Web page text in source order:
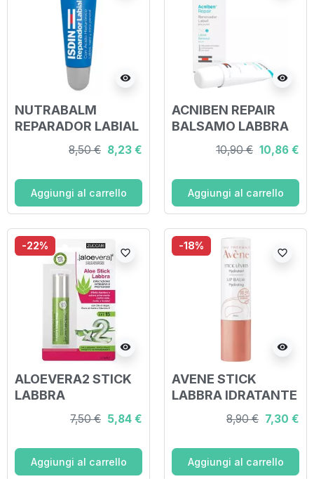
visibility
NUTRABALM
REPARADOR LABIAL
FLUIDO 10 ML
8,50 € 8,23 €
Aggiungi al carrello
visibility
ACNIBEN REPAIR
BALSAMO LABBRA
10,90 € 10,86 €
Aggiungi al carrello
-22%
visibility
favorite_border
ALOEVERA2 STICK
LABBRA
7,50 € 5,84 €
Aggiungi al carrello
-18%
visibility
favorite_border
AVENE STICK
LABBRA IDRATANTE
8,90 € 7,30 €
Aggiungi al carrello